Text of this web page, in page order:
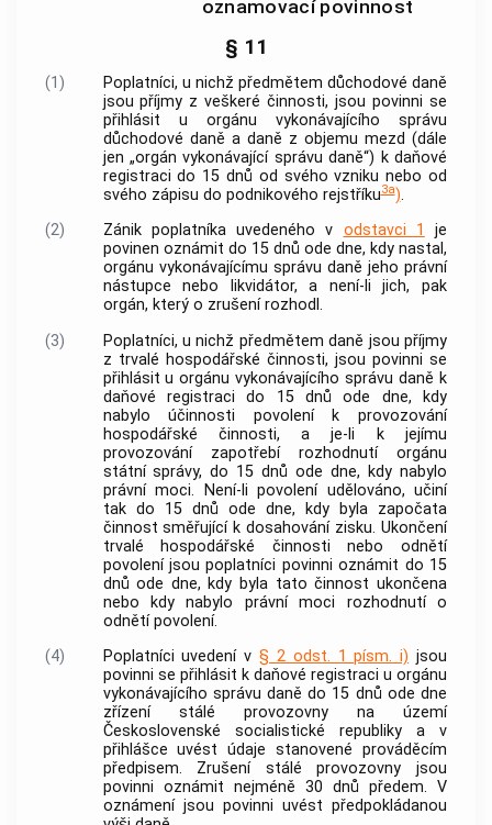
oznamovací povinnost
§ 11
(1)
Poplatníci, u nichž předmětem důchodové daně
jsou příjmy z veškeré činnosti, jsou povinni se
přihlásit u orgánu vykonávajícího správu
důchodové daně a daně z objemu mezd (dále
jen „orgán vykonávající správu daně“) k daňové
registraci do 15 dnů od svého vzniku nebo od
svého zápisu do podnikového rejstříku3a).
(2)
Zánik poplatníka uvedeného v odstavci 1
je
povinen oznámit do 15 dnů ode dne, kdy nastal,
orgánu vykonávajícímu správu daně jeho právní
nástupce nebo likvidátor, a není-li jich, pak
orgán, který o zrušení rozhodl.
(3)
Poplatníci, u nichž předmětem daně jsou příjmy
z trvalé hospodářské činnosti, jsou povinni se
přihlásit u orgánu vykonávajícího správu daně k
daňové registraci do 15 dnů ode dne, kdy
nabylo účinnosti povolení k provozování
hospodářské činnosti, a je-li k jejímu
provozování zapotřebí rozhodnutí orgánu
státní správy, do 15 dnů ode dne, kdy nabylo
právní moci. Není-li povolení udělováno, učiní
tak do 15 dnů ode dne, kdy byla započata
činnost směřující k dosahování zisku. Ukončení
trvalé hospodářské činnosti nebo odnětí
povolení jsou poplatníci povinni oznámit do 15
dnů ode dne, kdy byla tato činnost ukončena
nebo kdy nabylo právní moci rozhodnutí o
odnětí povolení.
(4)
Poplatníci uvedení v § 2 odst. 1 písm. i) jsou
povinni se přihlásit k daňové registraci u orgánu
vykonávajícího správu daně do 15 dnů ode dne
zřízení stálé provozovny na území
Československé socialistické republiky a v
přihlášce uvést údaje stanovené prováděcím
předpisem. Zrušení stálé provozovny jsou
povinni oznámit nejméně 30 dnů předem. V
oznámení jsou povinni uvést předpokládanou